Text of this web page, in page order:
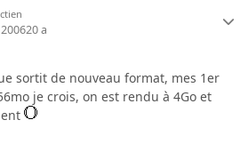
20 a
sortit de nouveau format, mes 1er
je crois, on est rendu à 4Go et